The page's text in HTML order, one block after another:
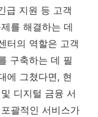
급 지원 등 고객
를 해결하는 데
터의 역할은 고객
구축하는 데 필
에 그쳤다면, 현
디지털 금융 서
괄적인 서비스가